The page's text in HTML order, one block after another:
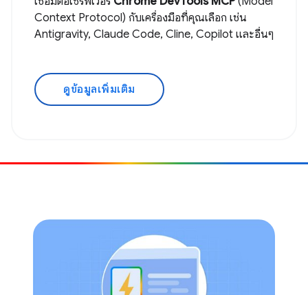
Context Protocol) กับเครื่องมือที่คุณเลือก เช่น
Antigravity, Claude Code, Cline, Copilot และอื่นๆ
ดูข้อมูลเพิ่มเติม